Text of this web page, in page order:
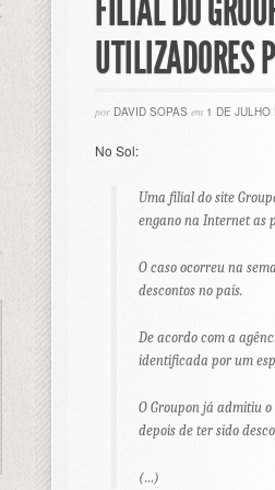
FILIAL DO
UTILIZADORES
por DAVID SOPAS em 1 DE JULHO
No Sol:
Uma filial do site
engano na Internet as
O caso ocorreu na
descontos no país.
De acordo com a
identificada por um
O Groupon já admitiu
depois de ter sido
(…)